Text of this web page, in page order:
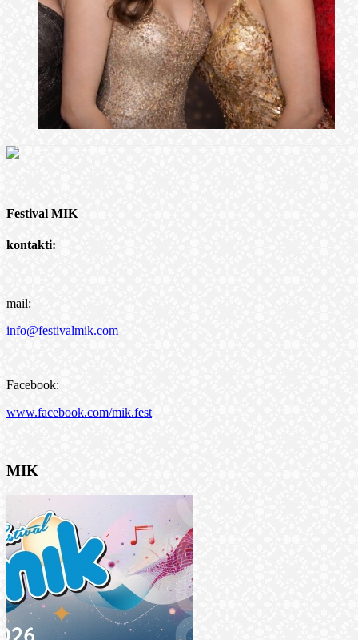
Festival MIK
kontakti:
mail:
info@festivalmik.com
Facebook:
www.facebook.com/mik.fest
MIK